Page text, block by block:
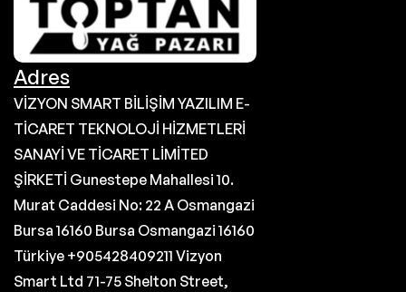
Adres
VİZYON SMART BİLİŞİM YAZILIM E-
TİCARET TEKNOLOJİ HİZMETLERİ
SANAYİ VE TİCARET LİMİTED
ŞİRKETİ Gunestepe Mahallesi 10.
Murat Caddesi No: 22 A Osmangazi
Bursa 16160 Bursa Osmangazi 16160
Türkiye +905428409211 Vizyon
Smart Ltd 71-75 Shelton Street,